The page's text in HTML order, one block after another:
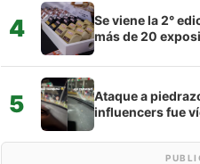
4
Se viene la 2°
más de 20
5
Ataque a
influencers fue